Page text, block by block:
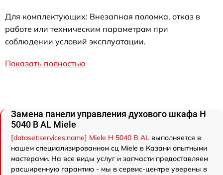
Для комплектующих: Внезапная поломка, отказ в
работе или техническим параметрам при
соблюдении условий эксплуатации.
Показать полностью
Замена панели управления духового шкафа H
5040 B AL Miele
[dataset:services:name] Miele H 5040 B AL выполняется в
нашем специализированном сц Miele в Казани опытными
мастерами. На все виды услуг и запчасти предоставляем
расширенную гарантию - мы в сервис-центре уверены в